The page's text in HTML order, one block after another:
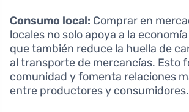
Consumo local: Comprar en
locales no solo apoya a la
que también reduce la huella de
al transporte de mercancías. Esto
comunidad y fomenta relaciones
entre productores y consumidores.